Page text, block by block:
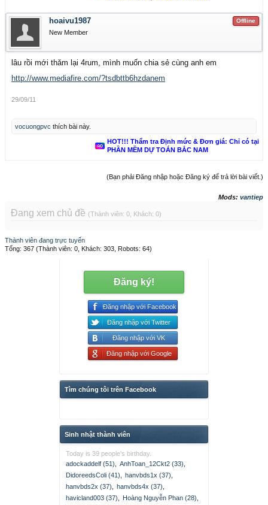
Offline
hoaivu1987
New Member
lâu rồi mới thăm lại 4rum, mình muốn chia sẻ cùng anh em
http://www.mediafire.com/?tsdbttb6hzdanem
29/09/11
vocuongpvc thích bài này.
HOT!!! Thẩm tra Định mức & Đơn giá: Chỉ có tại
PHẦN MỀM DỰ TOÁN BẮC NAM
(Bạn phải Đăng nhập hoặc Đăng ký để trả lời bài viết.)
Mods: vantiep
Đang xem chủ đề (Thành viên: 0, Khách: 0)
Thành viên đang trực tuyến
Tổng: 367 (Thành viên: 0, Khách: 303, Robots: 64)
Đăng ký!
Đăng nhập với Facebook
Đăng nhập với Twitter
Đăng nhập với VK
Đăng nhập với Google
Tìm chúng tôi trên Facebook
Sinh nhật thành viên
Today is 39 people's birthday.
adockaddelf (51)
AnhToan_12Ckt2 (33)
DidoreedsColi (41)
hanvbds1x (37)
hanvbds2x (37)
hanvbds4x (37)
havicland003 (37)
Hoàng Nguyễn Phan (28)